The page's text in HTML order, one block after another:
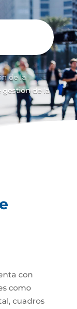
de la
de la
con
como
cuadros